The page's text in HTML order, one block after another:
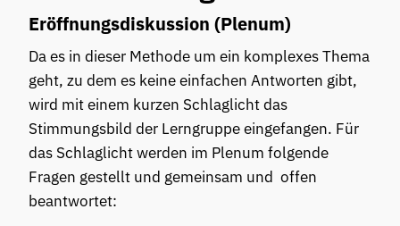
Eröffnungsdiskussion (Plenum)
Da es in dieser Methode um ein komplexes Thema
geht, zu dem es keine einfachen Antworten gibt,
wird mit einem kurzen Schlaglicht das
Stimmungsbild der Lerngruppe eingefangen. Für
das Schlaglicht werden im Plenum folgende
Fragen gestellt und gemeinsam und offen
beantwortet: